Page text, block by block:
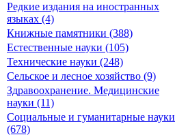
Редкие издания на иностранных
языках (4)
Книжные памятники (388)
Естественные науки (105)
Технические науки (248)
Сельское и лесное хозяйство (9)
Здравоохранение. Медицинские
науки (11)
Социальные и гуманитарные науки
(678)